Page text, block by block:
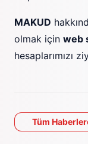
MAKUD
olmak için web
hesaplarımızı
Tüm